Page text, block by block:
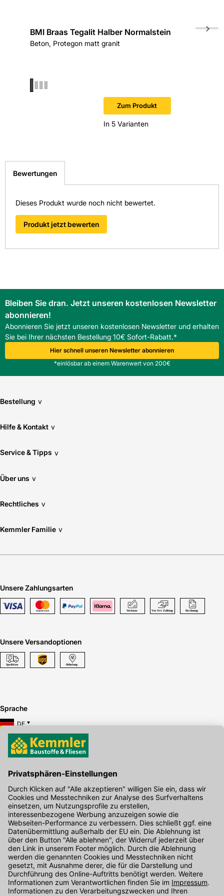
Material: Dachstein
Regeldachneigung: 25 Grad
Hersteller-Art.-Nr.: 6220183
EAN: 4015506336573
BMI Braas Tegalit Halber Normalstein
Beton, Protegon matt granit
Zum Produkt
In 5 Varianten
BMI
Bewertungen
Dieses Produkt wurde noch nicht bewertet.
Produkt jetzt bewerten
Bleiben Sie dran. Jetzt unseren kostenlosen Newsletter
abonnieren!
Abonnieren Sie jetzt unseren kostenlosen Newsletter und erhalten
Sie bei Ihrer nächsten Bestellung 10€ Sofort-Rabatt.*
Hier schnell unseren Newsletter abonnieren
*einlösbar ab einem Warenwert von 200€
Bestellung v
Hilfe & Kontakt v
Service & Tipps v
Über uns v
Rechtliches v
Kemmler Familie v
Unsere Zahlungsarten
Unsere Versandoptionen
Sprache
DE
Hier gibt's die kostenlose App
Kontakt
Unser Onlineshop Team ist montags bis freitags von 08:00 - 17:00
Uhr unter der Telefonnummer07071 / 151-151für Sie erreichbar.
Alternativ können Sie unser Kontaktformular nutzen.